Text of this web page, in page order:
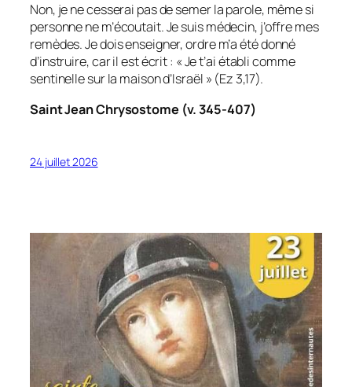
Non, je ne cesserai pas de semer la parole, même si
personne ne m’écoutait. Je suis médecin, j’offre mes
remèdes. Je dois enseigner, ordre m’a été donné
d’instruire, car il est écrit : « Je t’ai établi comme
sentinelle sur la maison d’Israël » (Ez 3,17).
Saint Jean Chrysostome (v. 345-407)
24 juillet 2026